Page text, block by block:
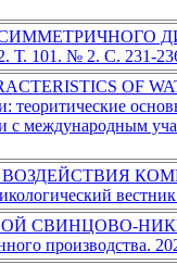
Т. 101. № 2. С. 231-
OF
с международным
СВИНЦОВО-
производства.